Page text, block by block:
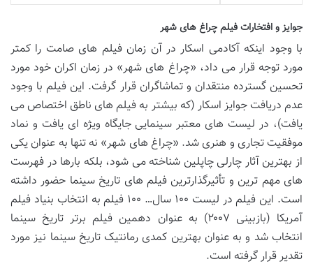
جوایز و افتخارات فیلم چراغ های شهر
با وجود اینکه آکادمی اسکار در آن زمان فیلم های صامت را کمتر
مورد توجه قرار می داد، «چراغ های شهر» در زمان اکران خود مورد
تحسین گسترده منتقدان و تماشاگران قرار گرفت. این فیلم با وجود
عدم دریافت جوایز اسکار (که بیشتر به فیلم های ناطق اختصاص می
یافت)، در لیست های معتبر سینمایی جایگاه ویژه ای یافت و نماد
موفقیت تجاری و هنری شد. «چراغ های شهر» نه تنها به عنوان یکی
از بهترین آثار چارلی چاپلین شناخته می شود، بلکه بارها در فهرست
های مهم ترین و تأثیرگذارترین فیلم های تاریخ سینما حضور داشته
است. این فیلم در لیست ۱۰۰ سال… ۱۰۰ فیلم به انتخاب بنیاد فیلم
آمریکا (بازبینی ۲۰۰۷) به عنوان دهمین فیلم برتر تاریخ سینما
انتخاب شد و به عنوان بهترین کمدی رمانتیک تاریخ سینما نیز مورد
تقدیر قرار گرفته است.